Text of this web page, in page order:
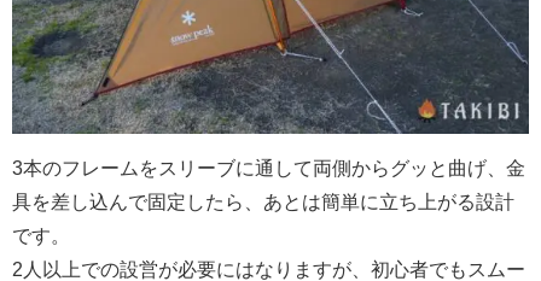
3本のフレームをスリーブに通して両側からグッと曲げ、金
具を差し込んで固定したら、あとは簡単に立ち上がる設計
です。
2人以上での設営が必要にはなりますが、初心者でもスムー